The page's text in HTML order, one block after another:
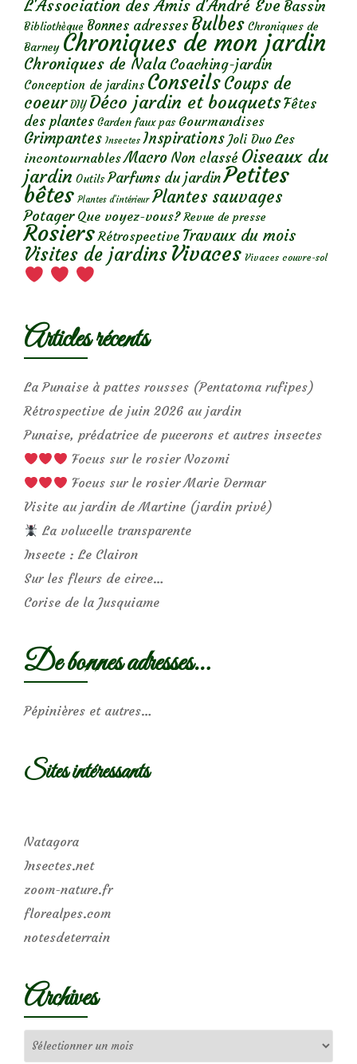
L'Association des Amis d'André Eve Bassin
Bibliothèque Bonnes adresses Bulbes Chroniques de
Barney Chroniques de mon jardin
Chroniques de Nala Coaching-jardin
Conception de jardins ConseilsCoups de
coeur DIY Déco jardin et bouquetsFêtes
des plantes Garden faux pas Gourmandises
Grimpantes Insectes Inspirations Joli Duo Les
incontournables Macro Non classé Oiseaux du
jardin Outils Parfums du jardinPetites
bêtes Plantes d’intérieur Plantes sauvages
Potager Que voyez-vous? Revue de presse
Rosiers Rétrospective Travaux du mois
Visites de jardins Vivaces Vivaces couvre-sol
Articles récents
La Punaise à pattes rousses (Pentatoma rufipes)
Rétrospective de juin 2026 au jardin
Punaise, prédatrice de pucerons et autres insectes
Focus sur le rosier Nozomi
Focus sur le rosier Marie Dermar
Visite au jardin de Martine (jardin privé)
La volucelle transparente
Insecte : Le Clairon
Sur les fleurs de circe…
Corise de la Jusquiame
De bonnes adresses…
Pépinières et autres…
Sites intéressants
Natagora
Insectes.net
zoom-nature.fr
florealpes.com
notesdeterrain
Archives